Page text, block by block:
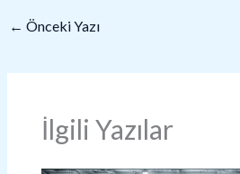
← Önceki Yazı
İlgili Yazılar